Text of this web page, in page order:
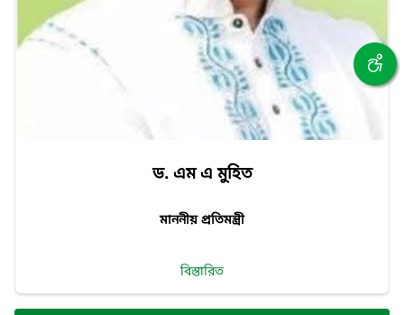
ড. এম এ মুহিত
মাননীয় প্রতিমন্ত্রী
বিস্তারিত